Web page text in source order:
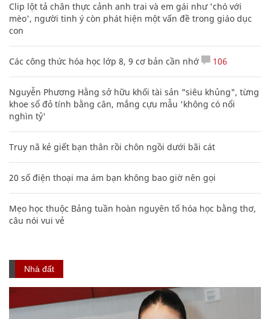
Clip lột tả chân thực cảnh anh trai và em gái như 'chó với
mèo', người tinh ý còn phát hiện một vấn đề trong giáo dục
con
Các công thức hóa học lớp 8, 9 cơ bản cần nhớ 106
Nguyễn Phương Hằng sở hữu khối tài sản "siêu khủng", từng
khoe sổ đỏ tính bằng cân, mắng cựu mẫu 'không có nổi
nghìn tỷ'
Truy nã kẻ giết bạn thân rồi chôn ngồi dưới bãi cát
20 số điện thoại ma ám bạn không bao giờ nên gọi
Mẹo học thuộc Bảng tuần hoàn nguyên tố hóa học bằng thơ,
câu nói vui vẻ
Nhà đất